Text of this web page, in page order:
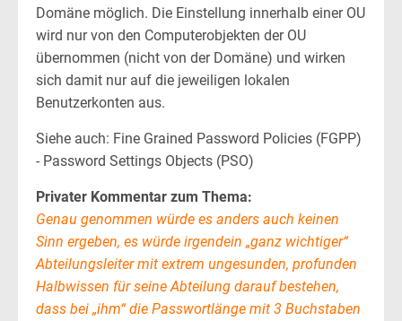
Domäne möglich. Die Einstellung innerhalb einer OU
wird nur von den Computerobjekten der OU
übernommen (nicht von der Domäne) und wirken
sich damit nur auf die jeweiligen lokalen
Benutzerkonten aus.
Siehe auch: Fine Grained Password Policies (FGPP)
- Password Settings Objects (PSO)
Privater Kommentar zum Thema:
Genau genommen würde es anders auch keinen
Sinn ergeben, es würde irgendein „ganz wichtiger“
Abteilungsleiter mit extrem ungesunden, profunden
Halbwissen für seine Abteilung darauf bestehen,
dass bei „ihm“ die Passwortlänge mit 3 Buchstaben